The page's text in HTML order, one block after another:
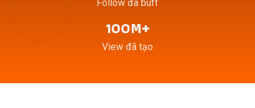
Follow đã buff
100M+
View đã tạo